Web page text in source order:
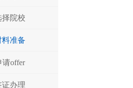
择院校
料准备
请offer
证办理